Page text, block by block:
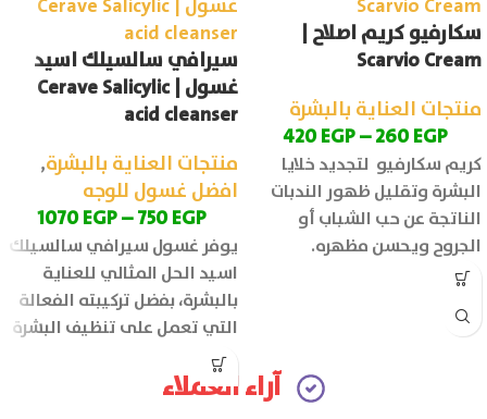
سكارفيو كريم اصلاح |
Scarvio Cream
منتجات العناية بالبشرة
260EGP
–
420EGP
كريم سكارفيو لتجديد خلايا
البشرة وتقليل ظهور الندبات
الناتجة عن حب الشباب أو
الجروح ويحسن مظهره.
سيرافي سالسيلك اسيد
غسول | Cerave Salicylic
acid cleanser
منتجات العناية بالبشرة,
افضل غسول للوجه
750EGP
–
1070EGP
يوفر غسول سيرافي سالسيلك
اسيد الحل المثالي للعناية
بالبشرة، بفضل تركيبته الفعالة
التي تعمل على تنظيف البشرة
بعمق والحفاظ على
آراء العملاء